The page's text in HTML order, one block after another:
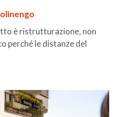
è ristrutturazione, non
perché le distanze del